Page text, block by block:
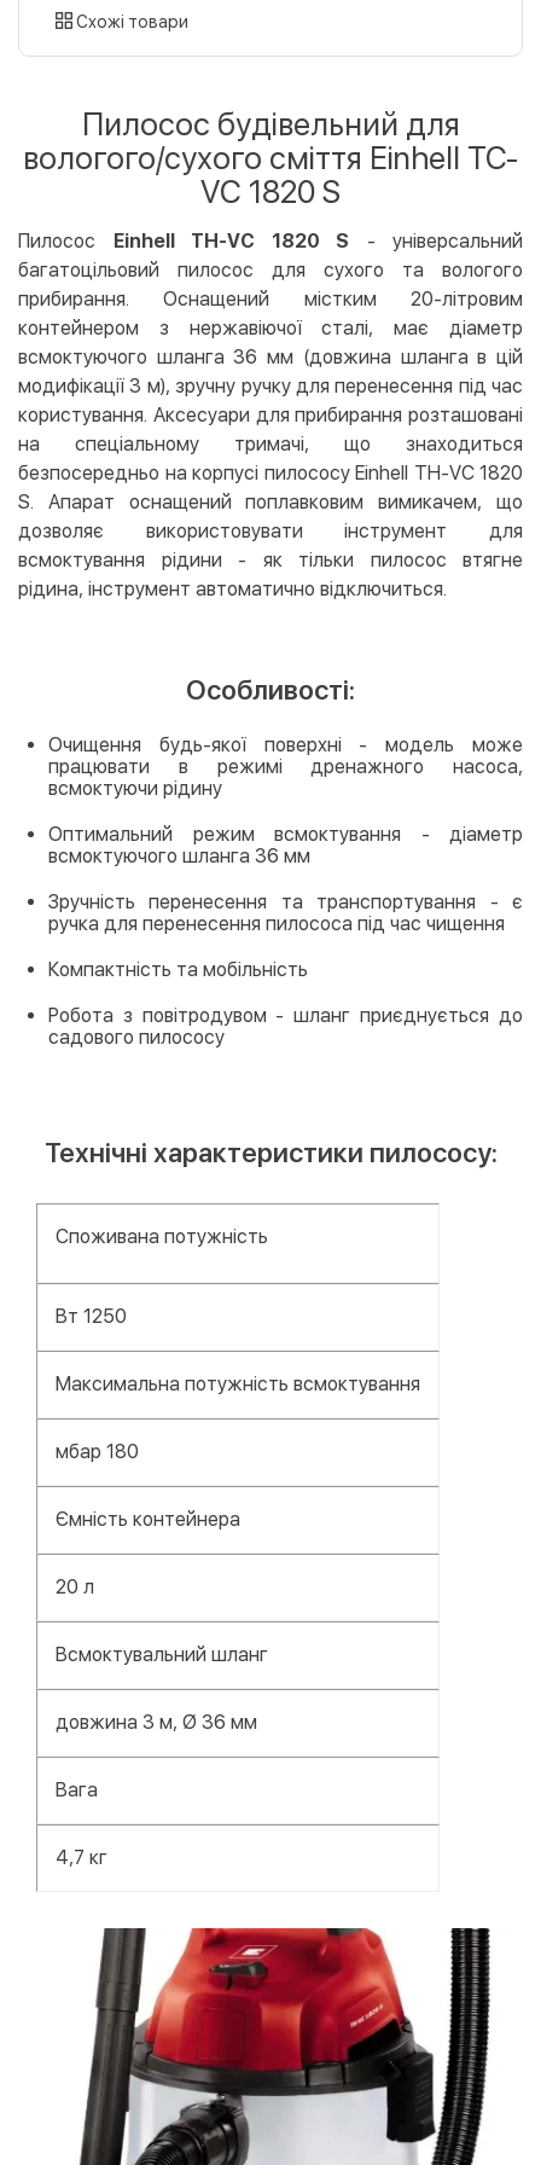
картою
LiqPay
Apple Pay
Безготівковий розрахунок
Оплата на карту юр.особи
Оплата на рахунок юр.особи
Безкоштовно
Кредит
Миттєва розстрочка (Приватбанк)
Оплата частинами (Приватбанк)
Покупка частинами (Монобанк)
Схожі товари
Пилосос будівельний для
вологого/сухого сміття Einhell TC-
VC 1820 S
Пилосос Einhell TH-VC 1820 S - універсальний
багатоцільовий пилосос для сухого та вологого
прибирання. Оснащений містким 20-літровим
контейнером з нержавіючої сталі, має діаметр
всмоктуючого шланга 36 мм (довжина шланга в цій
модифікації 3 м), зручну ручку для перенесення під час
користування. Аксесуари для прибирання розташовані
на спеціальному тримачі, що знаходиться
безпосередньо на корпусі пилососу Einhell TH-VC 1820
S. Апарат оснащений поплавковим вимикачем, що
дозволяє використовувати інструмент для
всмоктування рідини - як тільки пилосос втягне
рідина, інструмент автоматично відключиться.
Особливості:
Очищення будь-якої поверхні - модель може
працювати в режимі дренажного насоса,
всмоктуючи рідину
Оптимальний режим всмоктування - діаметр
всмоктуючого шланга 36 мм
Зручність перенесення та транспортування - є
ручка для перенесення пилососа під час чищення
Компактність та мобільність
Робота з повітродувом - шланг приєднується до
садового пилососу
Технічні характеристики пилососу:
Споживана потужність
Вт 1250
Максимальна потужність всмоктування
мбар 180
Ємність контейнера
20 л
Всмоктувальний шланг
довжина 3 м, Ø 36 мм
Вага
4,7 кг